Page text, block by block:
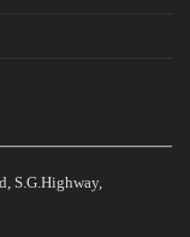
S.G.Highway,